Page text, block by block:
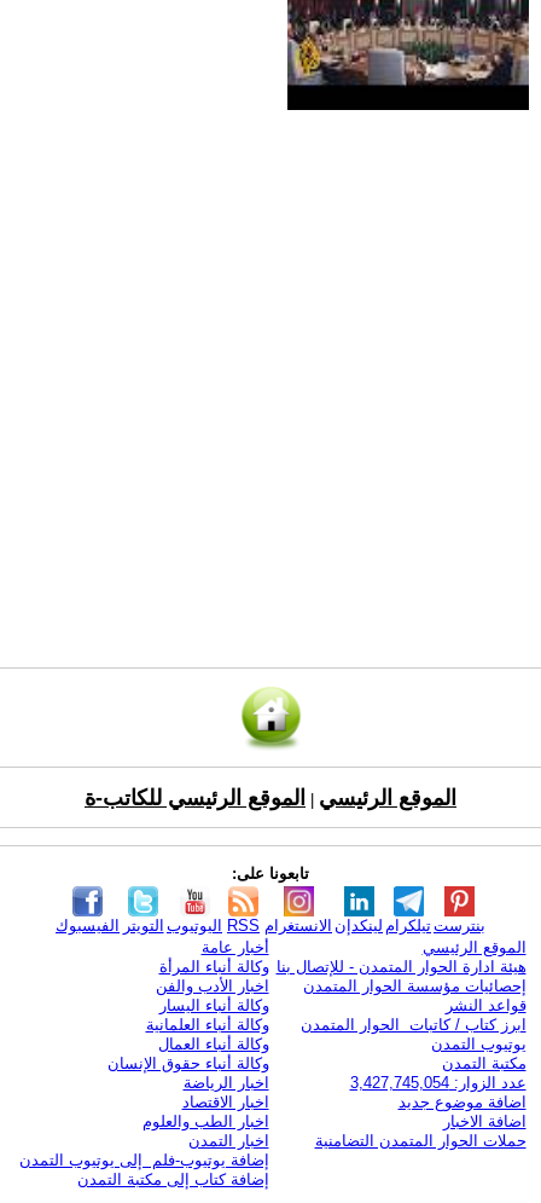
الموقع الرئيسي الموقع الرئيسي للكاتب-ة
تابعونا على:
الفيسبوك التويتر اليوتيوب RSS الانستغرام لينكدإن تيلكرامبنترست
الموقع الرئيسي
هيئة ادارة الحوار المتمدن - للإتصال بنا
إحصائيات مؤسسة الحوار المتمدن
قواعد النشر
ابرز كتاب / كاتبات الحوار المتمدن
يوتيوب التمدن
مكتبة التمدن
عدد الزوار: 3,427,745,054
اضافة موضوع جديد
اضافة الاخبار
حملات الحوار المتمدن التضامنية
أخبار عامة
وكالة أنباء المرأة
اخبار الأدب والفن
وكالة أنباء اليسار
وكالة أنباء العلمانية
وكالة أنباء العمال
وكالة أنباء حقوق الإنسان
اخبار الرياضة
اخبار الاقتصاد
اخبار الطب والعلوم
اخبار التمدن
إضافة يوتيوب-فلم إلى يوتيوب التمدن
إضافة كتاب إلى مكتبة التمدن